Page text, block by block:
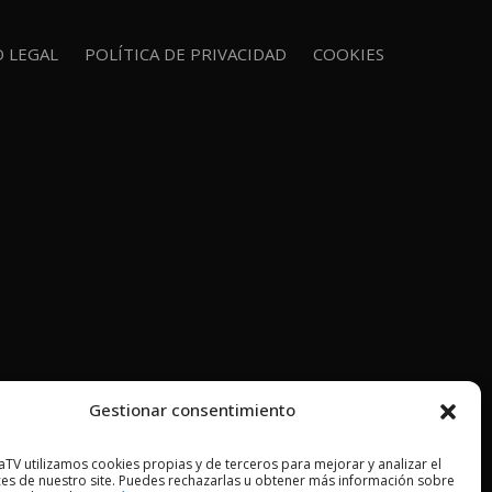
Gestionar consentimiento
utilizamos cookies propias y de terceros para mejorar y analizar el
de nuestro site. Puedes rechazarlas u obtener más información sobre
LEGAL POLÍTICA DE PRIVACIDAD COOKIES